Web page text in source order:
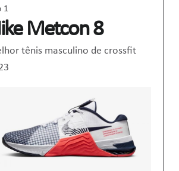
1
Metcon 8
tênis masculino de crossfit